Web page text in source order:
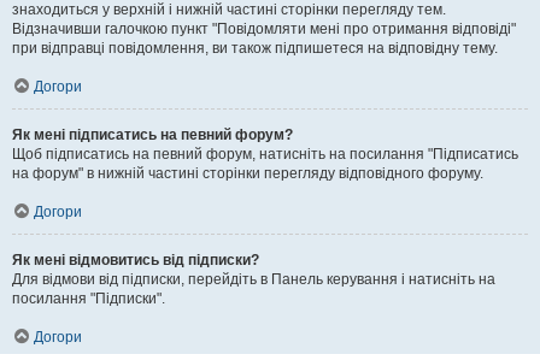
знаходиться у верхній і нижній частині сторінки перегляду тем.
Відзначивши галочкою пункт "Повідомляти мені про отримання відповіді"
при відправці повідомлення, ви також підпишетеся на відповідну тему.
Догори
Як мені підписатись на певний форум?
Щоб підписатись на певний форум, натисніть на посилання "Підписатись
на форум" в нижній частині сторінки перегляду відповідного форуму.
Догори
Як мені відмовитись від підписки?
Для відмови від підписки, перейдіть в Панель керування і натисніть на
посилання "Підписки".
Догори